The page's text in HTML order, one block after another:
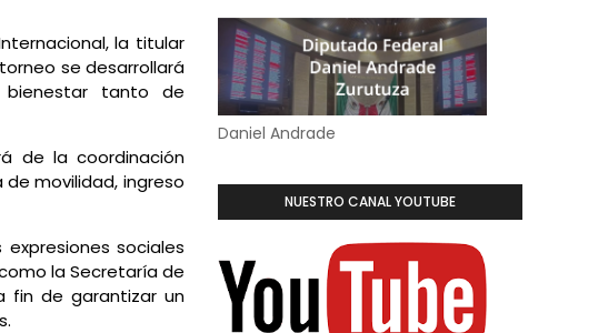
la titular
se desarrollará
tanto de
de la coordinación
movilidad, ingreso
sociales
la Secretaría de
fin de garantizar un
Daniel Andrade
NUESTRO CANAL YOUTUBE